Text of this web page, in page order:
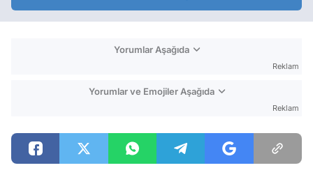
Yorumlar Aşağıda
Reklam
Yorumlar ve Emojiler Aşağıda
Reklam